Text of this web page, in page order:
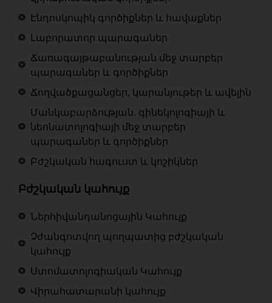
Էնդոսկոպիկ գործիքներ և հավաքներ
Լաբորատոր պարագաներ
Ճառագայթաբանության մեջ տարբեր
պարագաներ և գործիքներ
Ճողվածքացանցեր, կարանյութեր և ավելին
Մանկաբարձության. գինեկոլոգիայի և
նեոնատոլոգիայի մեջ տարբեր
պարագաներ և գործիքներ
Բժշկական հագուստ և կոշիկներ
Բժշկական կահույք
Ներհիվանդանոցային Կահույք
Չժանգոտվող պողպատից բժշկական
կահույք
Ստոմատոլոգիական Կահույք
Վիրահատարանի կահույք